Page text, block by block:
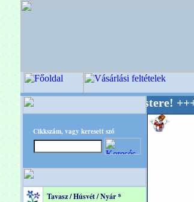
Cikkszám, vagy keresett szó
Tavasz / Húsvét / Nyár *
Világ Mestere! +++++++